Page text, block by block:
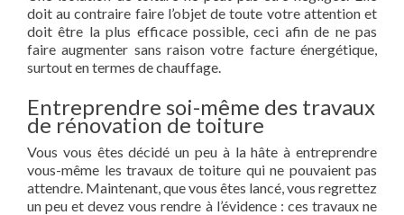
doit au contraire faire l’objet de toute votre attention et
doit être la plus efficace possible, ceci afin de ne pas
faire augmenter sans raison votre facture énergétique,
surtout en termes de chauffage.
Entreprendre soi-même des travaux
de rénovation de toiture
Vous vous êtes décidé un peu à la hâte à entreprendre
vous-même les travaux de toiture qui ne pouvaient pas
attendre. Maintenant, que vous êtes lancé, vous regrettez
un peu et devez vous rendre à l’évidence : ces travaux ne